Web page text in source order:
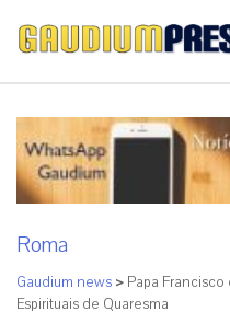
Roma
Gaudium news > Papa
Espirituais de Quaresma